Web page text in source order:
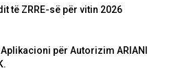
të ZRRE-së për vitin 2026
për Autorizim ARIANI